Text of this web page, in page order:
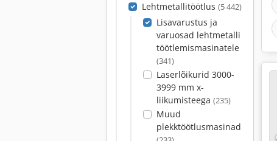
Lehtmetallitöötlus (5 442)
Lisavarustus ja
varuosad lehtmetalli
töötlemismasinatele
(341)
Laserlõikurid 3000-
3999 mm x-
liikumisteega (235)
Muud
plekktöötlusmasinad